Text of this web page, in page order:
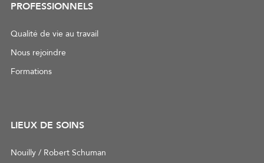
PROFESSIONNELS
Qualité de vie au travail
Nous rejoindre
Formations
LIEUX DE SOINS
Nouilly / Robert Schuman